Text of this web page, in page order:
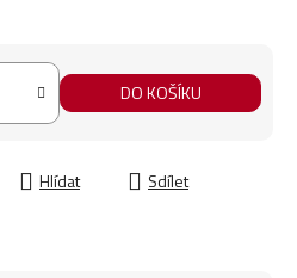
DO KOŠÍKU
Hlídat Sdílet